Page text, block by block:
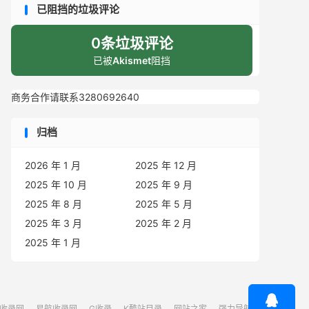
已阻挡的垃圾评论
0条垃圾评论
已被Akismet阻挡
商务合作请联系3280692640
归档
2026 年 1 月
2025 年 12 月
2025 年 10 月
2025 年 9 月
2025 年 8 月
2025 年 5 月
2025 年 3 月
2025 年 2 月
2025 年 1 月
